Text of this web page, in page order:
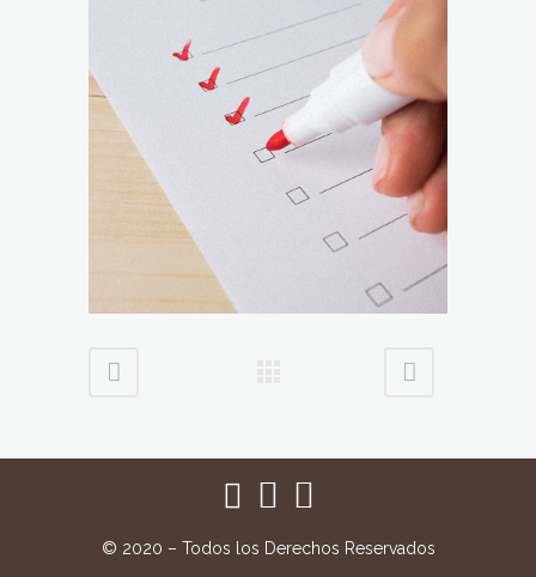
© 2020 – Todos los Derechos Reservados